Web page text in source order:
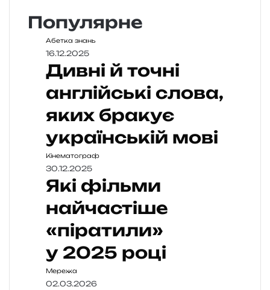
Популярне
Абетка знань
16.12.2025
Дивні й точні
англійські слова,
яких бракує
українській мові
Кінематограф
30.12.2025
Які фільми
найчастіше
«піратили»
у 2025 році
Мережа
02.03.2026